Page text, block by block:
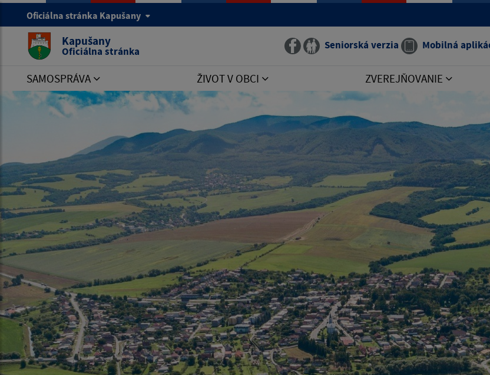
Oficiálna stránka Kapušany
Kapušany
Oficiálna stránka Seniorská verzia Mobilná
SAMOSPRÁVA ŽIVOT V OBCI ZVEREJŇOVANIE